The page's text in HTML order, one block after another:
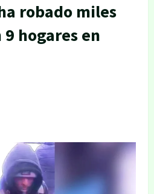
robado miles
hogares en